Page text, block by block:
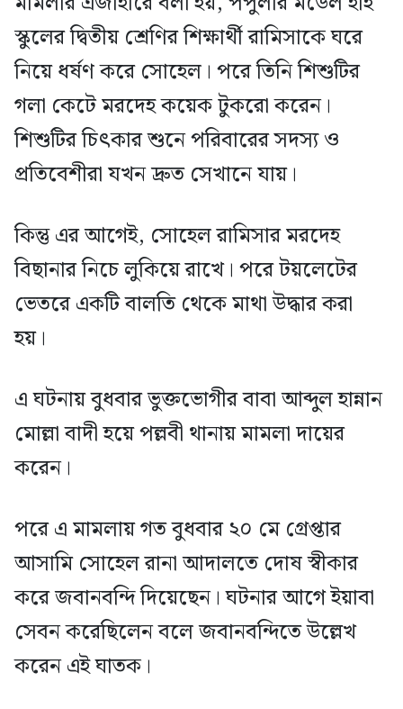
স্কুলের দ্বিতীয় শ্রেণির শিক্ষার্থী রামিসাকে ঘরে
নিয়ে ধর্ষণ করে সোহেল। পরে তিনি শিশুটির
গলা কেটে মরদেহ কয়েক টুকরো করেন।
শিশুটির চিৎকার শুনে পরিবারের সদস্য ও
প্রতিবেশীরা যখন দ্রুত সেখানে যায়।
কিন্তু এর আগেই, সোহেল রামিসার মরদেহ
বিছানার নিচে লুকিয়ে রাখে। পরে টয়লেটের
ভেতরে একটি বালতি থেকে মাথা উদ্ধার করা
হয়।
এ ঘটনায় বুধবার ভুক্তভোগীর বাবা আব্দুল হান্নান
মোল্লা বাদী হয়ে পল্লবী থানায় মামলা দায়ের
করেন।
পরে এ মামলায় গত বুধবার ২০ মে গ্রেপ্তার
আসামি সোহেল রানা আদালতে দোষ স্বীকার
করে জবানবন্দি দিয়েছেন। ঘটনার আগে ইয়াবা
সেবন করেছিলেন বলে জবানবন্দিতে উল্লেখ
করেন এই ঘাতক।